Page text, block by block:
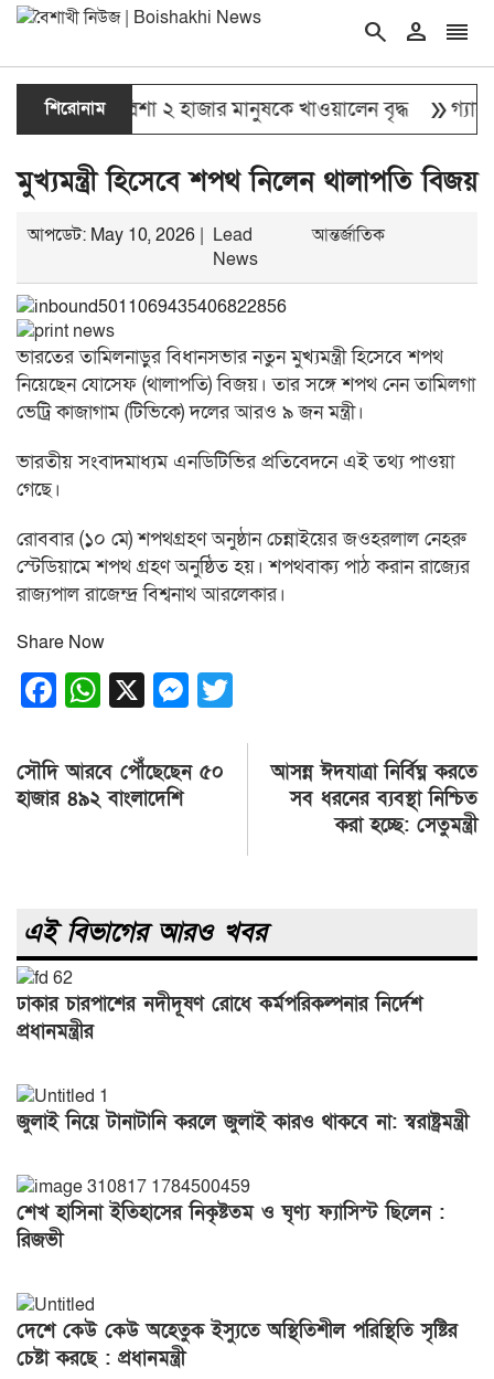
search person reorder
শিরোনাম
নিজের চল্লিশা ২ হাজার মানুষকে খাওয়ালেন বৃদ্ধ double_arrow
মুখ্যমন্ত্রী হিসেবে শপথ নিলেন থালাপতি বিজয়
আপডেট: May 10, 2026 | Lead
News
আন্তর্জাতিক
ভারতের তামিলনাড়ুর বিধানসভার নতুন মুখ্যমন্ত্রী হিসেবে শপথ
নিয়েছেন যোসেফ (থালাপতি) বিজয়। তার সঙ্গে শপথ নেন তামিলগা
ভেট্রি কাজাগাম (টিভিকে) দলের আরও ৯ জন মন্ত্রী।
ভারতীয় সংবাদমাধ্যম এনডিটিভির প্রতিবেদনে এই তথ্য পাওয়া
গেছে।
রোববার (১০ মে) শপথগ্রহণ অনুষ্ঠান চেন্নাইয়ের জওহরলাল নেহরু
স্টেডিয়ামে শপথ গ্রহণ অনুষ্ঠিত হয়। শপথবাক্য পাঠ করান রাজ্যের
রাজ্যপাল রাজেন্দ্র বিশ্বনাথ আরলেকার।
Share Now
Facebook
WhatsApp
X Messenger
Post
navigation
সৌদি আরবে পৌঁছেছেন ৫০
হাজার ৪৯২ বাংলাদেশি
আসন্ন ঈদযাত্রা নির্বিঘ্ন করতে
সব ধরনের ব্যবস্থা নিশ্চিত
করা হচ্ছে: সেতুমন্ত্রী
এই বিভাগের আরও খবর
ঢাকার চারপাশের নদীদূষণ রোধে কর্মপরিকল্পনার নির্দেশ
প্রধানমন্ত্রীর
জুলাই নিয়ে টানাটানি করলে জুলাই কারও থাকবে না: স্বরাষ্ট্রমন্ত্রী
শেখ হাসিনা ইতিহাসের নিকৃষ্টতম ও ঘৃণ্য ফ্যাসিস্ট ছিলেন :
রিজভী
দেশে কেউ কেউ অহেতুক ইস্যুতে অস্থিতিশীল পরিস্থিতি সৃষ্টির
চেষ্টা করছে : প্রধানমন্ত্রী